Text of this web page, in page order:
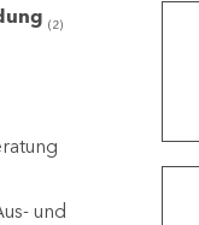
(2)
und